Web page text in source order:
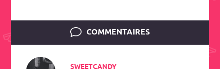
COMMENTAIRES
SWEETCANDY